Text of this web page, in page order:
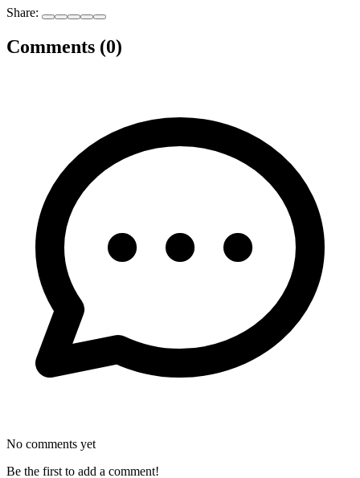
Share:
Comments (0)
No comments yet
Be the first to add a comment!